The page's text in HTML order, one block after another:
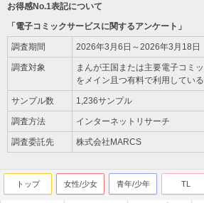
お得感No.1表記について
「電子コミックサービスに関するアンケート」
調査期間 2026年3月6日～2026年3月18日
調査対象
まんが王国または主要電子コミ
をメイン且つ有料で利用してい
サンプル数 1,236サンプル
調査方法 インターネットリサーチ
調査委託先 株式会社MARCS
トップ 女性/少女 青年/少年 TL